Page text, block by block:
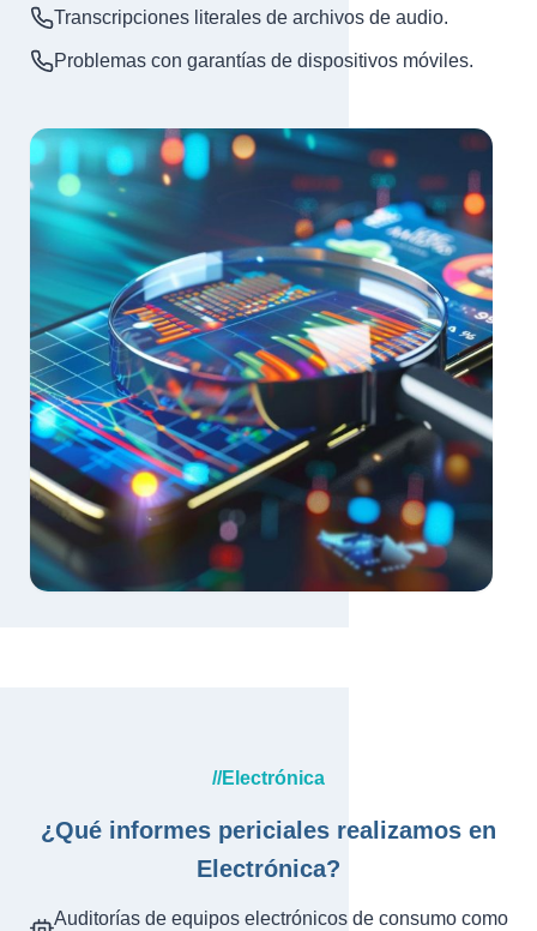
Transcripciones literales de archivos de audio.
Problemas con garantías de dispositivos móviles.
//Electrónica
¿Qué informes periciales realizamos en
Electrónica?
Auditorías de equipos electrónicos de consumo como